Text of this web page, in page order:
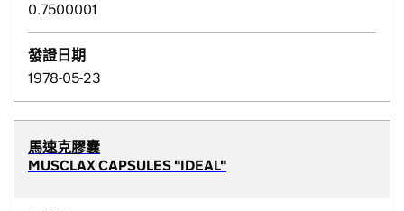
0.7500001
發證日期
1978-05-23
馬速克膠囊
MUSCLAX CAPSULES "IDEAL"